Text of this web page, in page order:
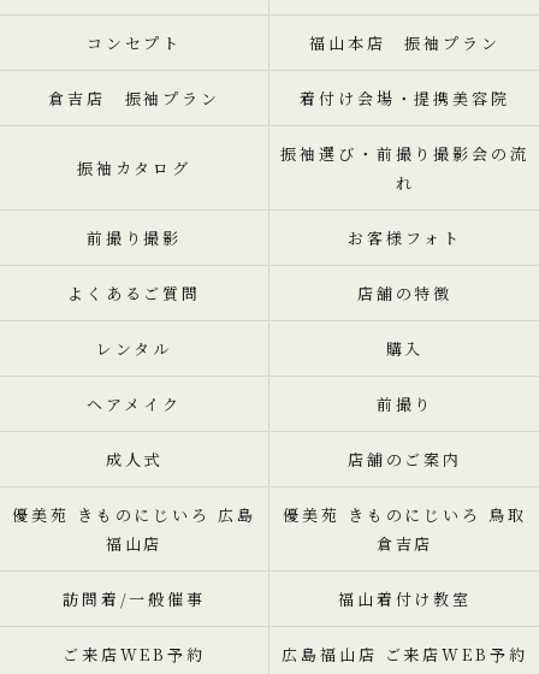
コンセプト 福山本店 振袖プラン
倉吉店 振袖プラン 着付け会場・提携美容院
振袖カタログ
振袖選び・前撮り撮影会の流
れ
前撮り撮影 お客様フォト
よくあるご質問 店舗の特徴
レンタル 購入
ヘアメイク 前撮り
成人式 店舗のご案内
優美苑 きものにじいろ 広島
福山店
優美苑 きものにじいろ 鳥取
倉吉店
訪問着/一般催事 福山着付け教室
ご来店WEB予約 広島福山店 ご来店WEB予約